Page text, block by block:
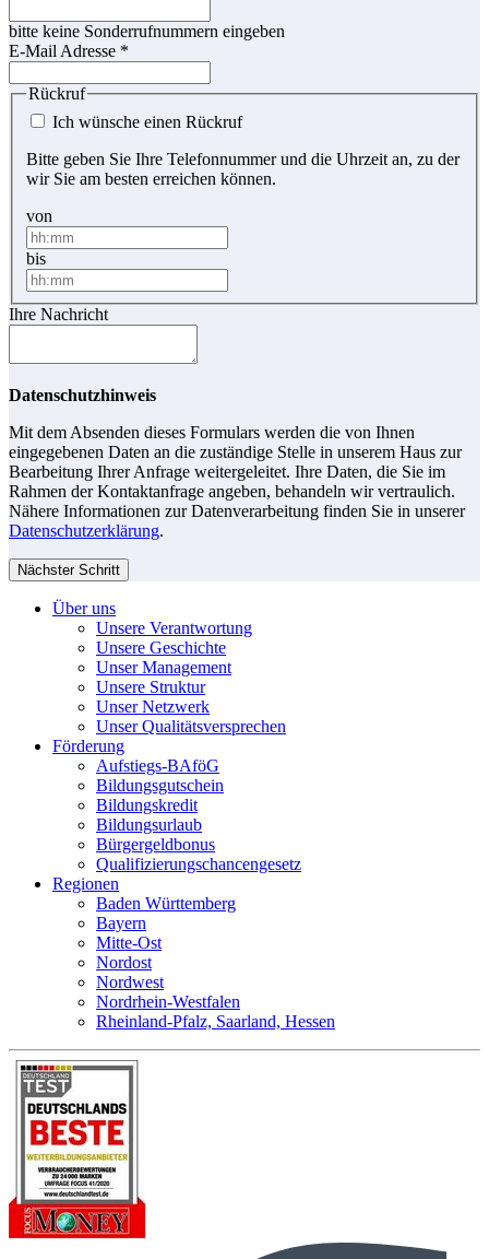
bitte keine Sonderrufnummern eingeben
E-Mail Adresse *
Rückruf
Ich wünsche einen Rückruf
Bitte geben Sie Ihre Telefonnummer und die Uhrzeit an, zu der
wir Sie am besten erreichen können.
von
bis
Ihre Nachricht
Datenschutzhinweis
Mit dem Absenden dieses Formulars werden die von Ihnen
eingegebenen Daten an die zuständige Stelle in unserem Haus zur
Bearbeitung Ihrer Anfrage weitergeleitet. Ihre Daten, die Sie im
Rahmen der Kontaktanfrage angeben, behandeln wir vertraulich.
Nähere Informationen zur Datenverarbeitung finden Sie in unserer
Datenschutzerklärung.
Nächster Schritt
Über uns
Unsere Verantwortung
Unsere Geschichte
Unser Management
Unsere Struktur
Unser Netzwerk
Unser Qualitätsversprechen
Förderung
Aufstiegs-BAföG
Bildungsgutschein
Bildungskredit
Bildungsurlaub
Bürgergeldbonus
Qualifizierungschancengesetz
Regionen
Baden Württemberg
Bayern
Mitte-Ost
Nordost
Nordwest
Nordrhein-Westfalen
Rheinland-Pfalz, Saarland, Hessen